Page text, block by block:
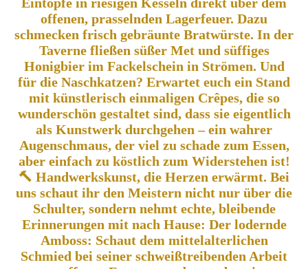
offenen, prasselnden Lagerfeuer. Dazu
schmecken frisch gebräunte Bratwürste. In der
Taverne fließen süßer Met und süffiges
Honigbier im Fackelschein in Strömen. Und
für die Naschkatzen? Erwartet euch ein Stand
mit künstlerisch einmaligen Crêpes, die so
wunderschön gestaltet sind, dass sie eigentlich
als Kunstwerk durchgehen – ein wahrer
Augenschmaus, der viel zu schade zum Essen,
aber einfach zu köstlich zum Widerstehen ist!
🔨 Handwerkskunst, die Herzen erwärmt. Bei
uns schaut ihr den Meistern nicht nur über die
Schulter, sondern nehmt echte, bleibende
Erinnerungen mit nach Hause: Der lodernde
Amboss: Schaut dem mittelalterlichen
Schmied bei seiner schweißtreibenden Arbeit